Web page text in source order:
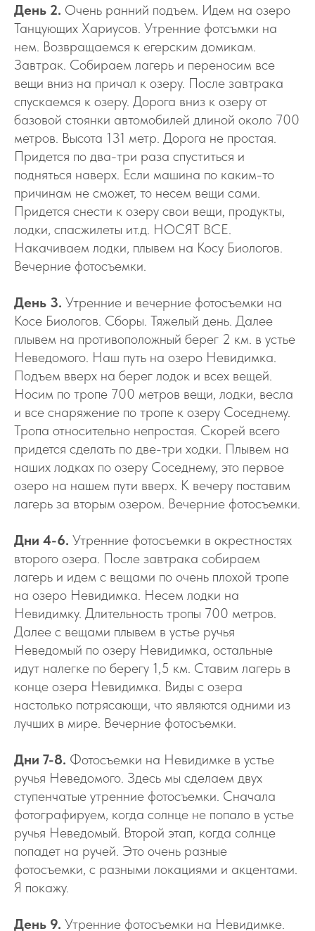
День 2. Очень ранний подъем. Идем на озеро
Танцующих Хариусов. Утренние фотсъмки на
нем. Возвращаемся к егерским домикам.
Завтрак. Собираем лагерь и переносим все
вещи вниз на причал к озеру. После завтрака
спускаемся к озеру. Дорога вниз к озеру от
базовой стоянки автомобилей длиной около 700
метров. Высота 131 метр. Дорога не простая.
Придется по два-три раза спуститься и
подняться наверх. Если машина по каким-то
причинам не сможет, то несем вещи сами.
Придется снести к озеру свои вещи, продукты,
лодки, спасжилеты ит.д. НОСЯТ ВСЕ.
Накачиваем лодки, плывем на Косу Биологов.
Вечерние фотосъемки.
День 3. Утренние и вечерние фотосъемки на
Косе Биологов. Сборы. Тяжелый день. Далее
плывем на противоположный берег 2 км. в устье
Неведомого. Наш путь на озеро Невидимка.
Подъем вверх на берег лодок и всех вещей.
Носим по тропе 700 метров вещи, лодки, весла
и все снаряжение по тропе к озеру Соседнему.
Тропа относительно непростая. Скорей всего
придется сделать по две-три ходки. Плывем на
наших лодках по озеру Соседнему, это первое
озеро на нашем пути вверх. К вечеру поставим
лагерь за вторым озером. Вечерние фотосъемки.
Дни 4-6. Утренние фотосъемки в окрестностях
второго озера. После завтрака собираем
лагерь и идем с вещами по очень плохой тропе
на озеро Невидимка. Несем лодки на
Невидимку. Длительность тропы 700 метров.
Далее с вещами плывем в устье ручья
Неведомый по озеру Невидимка, остальные
идут налегке по берегу 1,5 км. Ставим лагерь в
конце озера Невидимка. Виды с озера
настолько потрясающи, что являются одними из
лучших в мире. Вечерние фотосъемки.
Дни 7-8. Фотосъемки на Невидимке в устье
ручья Неведомого. Здесь мы сделаем двух
ступенчатые утренние фотосъемки. Сначала
фотографируем, когда солнце не попало в устье
ручья Неведомый. Второй этап, когда солнце
попадет на ручей. Это очень разные
фотосъемки, с разными локациями и акцентами.
Я покажу.
День 9. Утренние фотосъемки на Невидимке.